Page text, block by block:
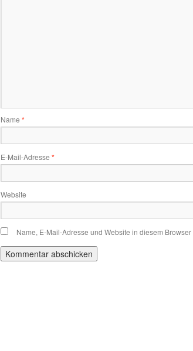
Name *
E-Mail-Adresse *
Website
Name, E-Mail-Adresse und Website in diesem